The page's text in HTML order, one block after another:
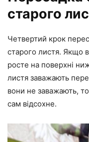
старого
Четвертий крок
старого листя. Якщо
росте на поверхні
листя заважають
вони не заважають,
сам відсохне.